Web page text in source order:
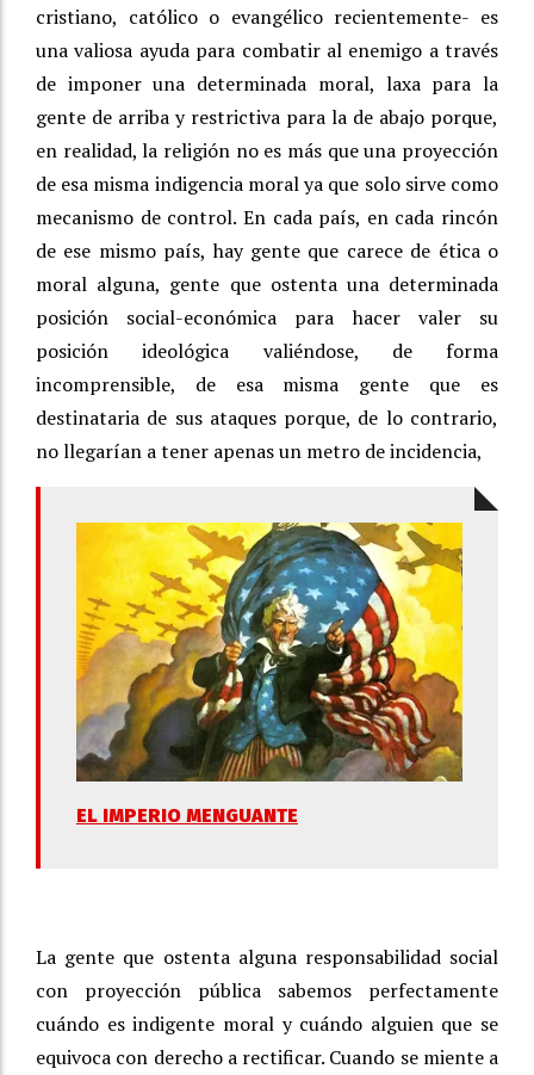
cristiano, católico o evangélico recientemente- es
una valiosa ayuda para combatir al enemigo a través
de imponer una determinada moral, laxa para la
gente de arriba y restrictiva para la de abajo porque,
en realidad, la religión no es más que una proyección
de esa misma indigencia moral ya que solo sirve como
mecanismo de control. En cada país, en cada rincón
de ese mismo país, hay gente que carece de ética o
moral alguna, gente que ostenta una determinada
posición social-económica para hacer valer su
posición ideológica valiéndose, de forma
incomprensible, de esa misma gente que es
destinataria de sus ataques porque, de lo contrario,
no llegarían a tener apenas un metro de incidencia,
EL IMPERIO MENGUANTE
La gente que ostenta alguna responsabilidad social
con proyección pública sabemos perfectamente
cuándo es indigente moral y cuándo alguien que se
equivoca con derecho a rectificar. Cuando se miente a